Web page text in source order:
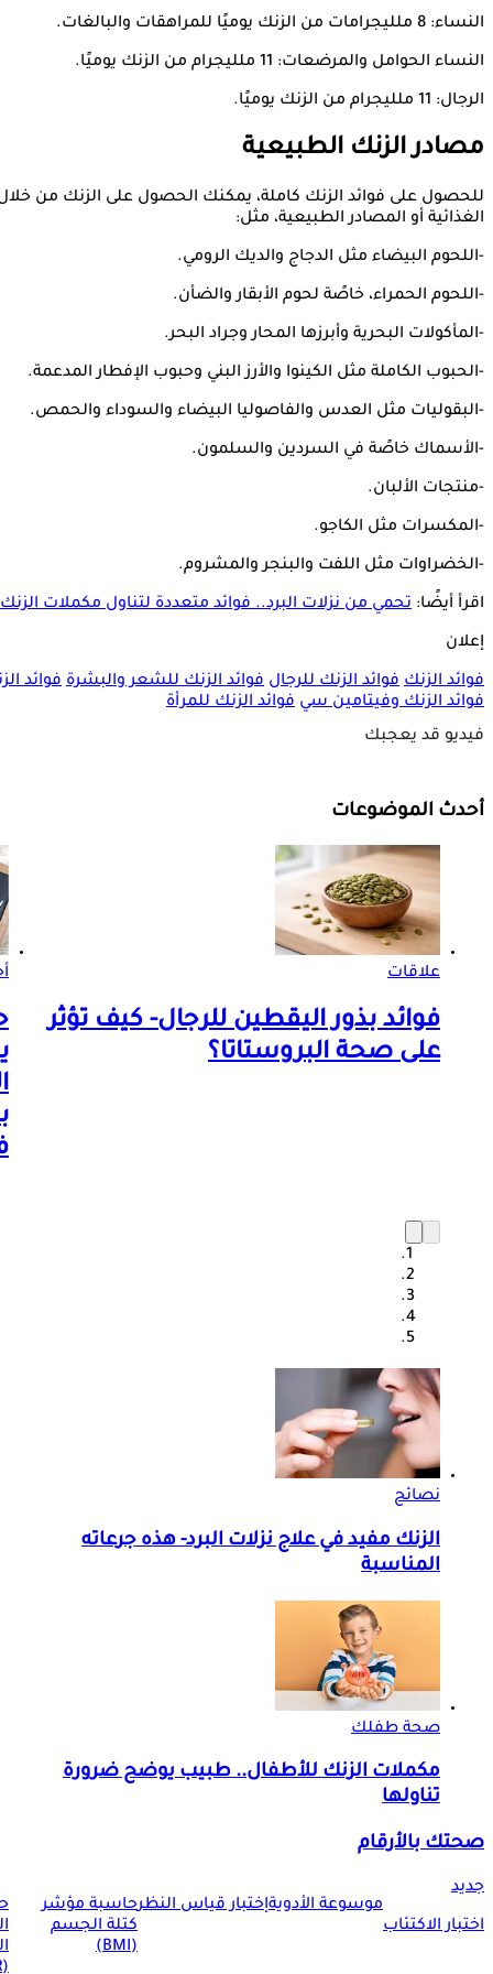
النساء: 8 ملليجرامات من الزنك يوميًا للمراهقات والبالغات.
النساء الحوامل والمرضعات: 11 ملليجرام من الزنك يوميًا.
الرجال: 11 ملليجرام من الزنك يوميًا.
مصادر الزنك الطبيعية
للحصول على فوائد الزنك كاملة، يمكنك الحصول على الزنك من
الغذائية أو المصادر الطبيعية، مثل:
-اللحوم البيضاء مثل الدجاج والديك الرومي.
-اللحوم الحمراء، خاصًة لحوم الأبقار والضأن.
-المأكولات البحرية وأبرزها المحار وجراد البحر.
-الحبوب الكاملة مثل الكينوا والأرز البني وحبوب الإفطار المدعمة.
-البقوليات مثل العدس والفاصوليا البيضاء والسوداء والحمص.
-الأسماك خاصًة في السردين والسلمون.
-منتجات الألبان.
-المكسرات مثل الكاجو.
-الخضراوات مثل اللفت والبنجر والمشروم.
اقرأ أيضًا: تحمي من نزلات البرد.. فوائد متعددة لتناول مكملات الزنك
إعلان
فوائد الزنك فوائد الزنك للرجال فوائد الزنك للشعر والبشرة فوائد
فوائد الزنك وفيتامين سي فوائد الزنك للمرأة
فيديو قد يعجبك
أحدث الموضوعات
علاقات
فوائد بذور اليقطين للرجال- كيف تؤثر
على صحة البروستاتا؟
نصائح
الزنك مفيد في علاج نزلات البرد- هذه جرعاته
المناسبة
صحة طفلك
مكملات الزنك للأطفال.. طبيب يوضح ضرورة
تناولها
صحتك بالأرقام
جديد
اختبار الاكتئاب
موسوعة الأدويةإختبار قياس النظرحاسبة مؤشر
كتلة الجسم
(BMI)
(BMR)